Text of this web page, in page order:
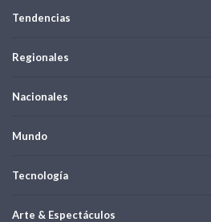
Tendencias
Regionales
Nacionales
Mundo
Tecnología
Arte & Espectáculos